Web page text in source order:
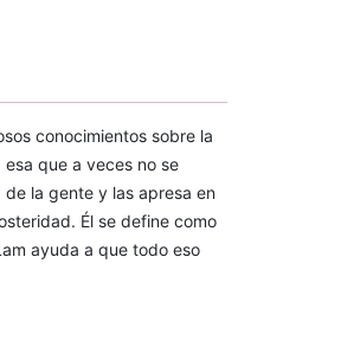
conocimientos sobre la
que a veces no se
la gente y las apresa en
Él se define como
ayuda a que todo eso